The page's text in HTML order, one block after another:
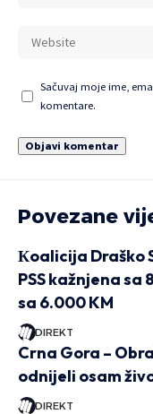
Sačuvaj moje ime,
komentare.
Povezane
Кoalicija Draško
PSS kažnjena sa
sa 6.000 KM
DIREKT
Crna Gora –
odnijeli osam
DIREKT